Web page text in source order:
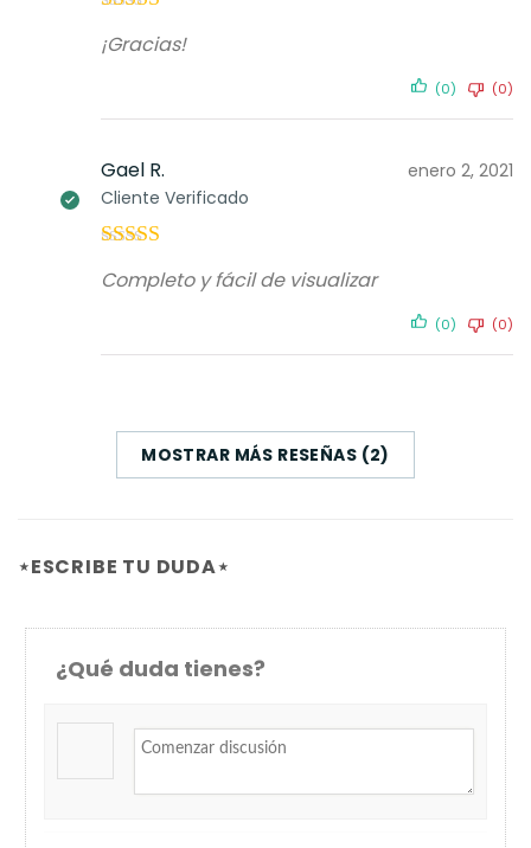
5de 5
¡Gracias!
(0) (0)
Gael R.
Cliente Verificado
enero 2, 2021
5de 5
Completo y fácil de visualizar
(0) (0)
MOSTRAR MÁS RESEÑAS (2)
⋆ESCRIBE TU DUDA⋆
¿Qué duda tienes?